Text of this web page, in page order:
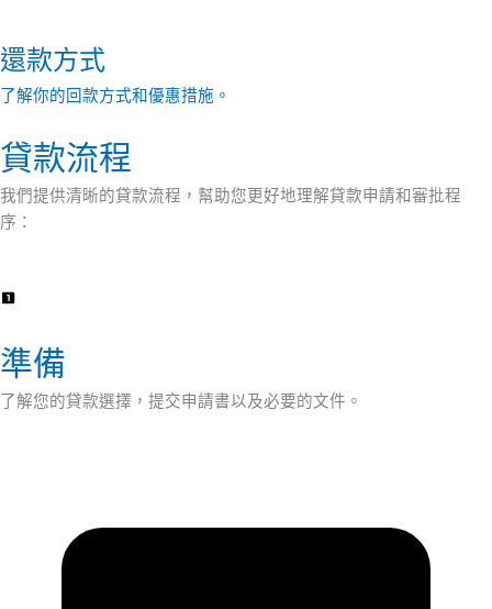
還款方式
了解你的回款方式和優惠措施。
貸款流程
我們提供清晰的貸款流程，幫助您更好地理解貸款申請和審批程
序：
準備
了解您的貸款選擇，提交申請書以及必要的文件。